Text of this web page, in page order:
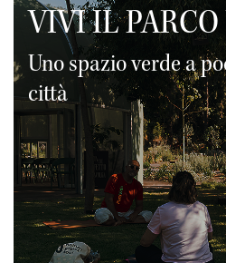
VIVI IL
Uno spazio verde a
città